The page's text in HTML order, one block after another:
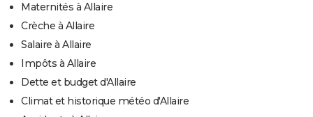
Maternités à Allaire
Crèche à Allaire
Salaire à Allaire
Impôts à Allaire
Dette et budget d'Allaire
Climat et historique météo d'Allaire